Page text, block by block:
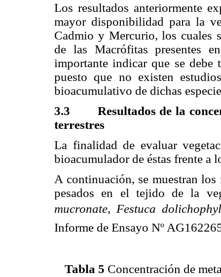
Los resultados anteriormente
mayor disponibilidad para la
Cadmio y Mercurio, los cuales
de las Macrófitas presentes
importante indicar que se debe
puesto que no existen
bioacumulativo de dichas
3.3 Resultados de la
terrestres
La finalidad de evaluar
bioacumulador de éstas frente a
A continuación, se muestran los
pesados en el tejido de la
mucronate, Festuca
Informe de Ensayo Nº
Tabla 5 Concentración de